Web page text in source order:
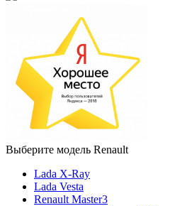
Выберите модель Renault
Lada X-Ray
Lada Vesta
Renault Master3